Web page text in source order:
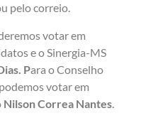
pelo correio.
votar em
e o Sinergia-MS
Para o Conselho
votar em
Nilson Correa Nantes